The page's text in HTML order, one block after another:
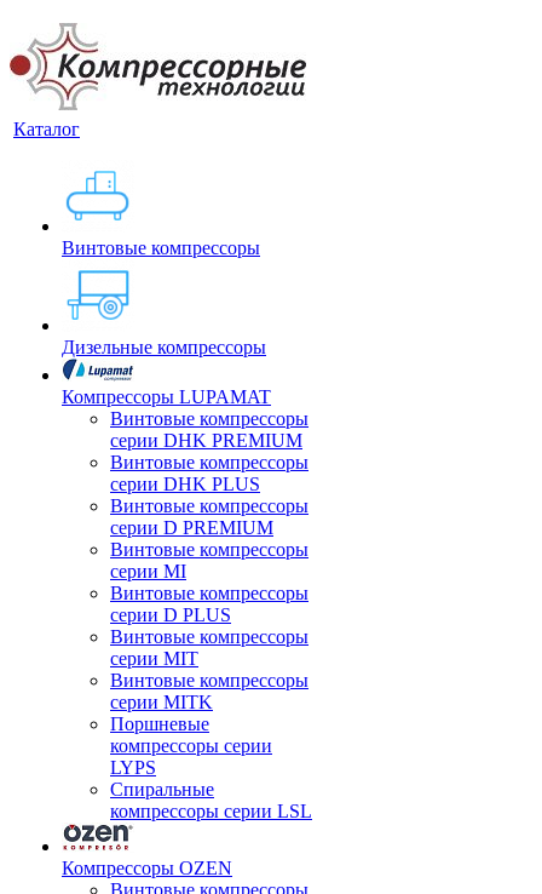
Каталог
Винтовые компрессоры
Дизельные компрессоры
Компрессоры LUPAMAT
Винтовые компрессоры
серии DHK PREMIUM
Винтовые компрессоры
серии DHK PLUS
Винтовые компрессоры
серии D PREMIUM
Винтовые компрессоры
серии MI
Винтовые компрессоры
серии D PLUS
Винтовые компрессоры
серии MIT
Винтовые компрессоры
серии MITK
Поршневые
компрессоры серии
LYPS
Спиральные
компрессоры серии LSL
Компрессоры OZEN
Винтовые компрессоры